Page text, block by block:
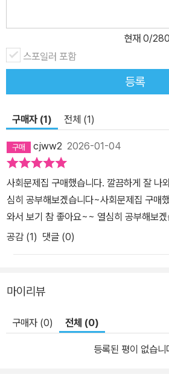
현재 0/
스포일러 포함
등록
구매자 (1) 전체 (1)
cjww2 2026-01-04
사회문제집 구매했습니다. 깔끔하게 잘 나
심히 공부해보겠습니다~사회문제집 구매
와서 보기 참 좋아요~~ 열심히 공부해보
공감 (1) 댓글 (0)
마이리뷰
구매자 (0) 전체 (0)
등록된 평이 없습니